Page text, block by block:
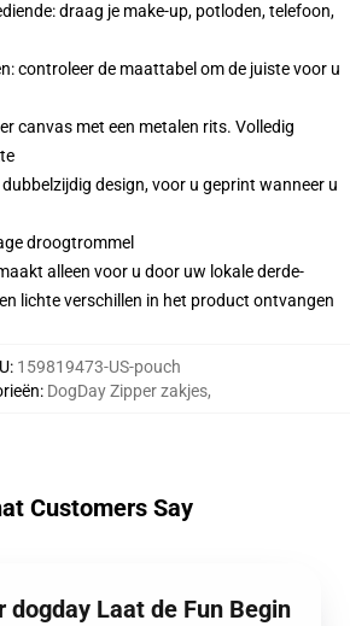
draag je make-up, potloden, telefoon,
controleer de maattabel om de juiste voor u
canvas met een metalen rits. Volledig
design, voor u geprint wanneer u
droogtrommel
alleen voor u door uw lokale derde-
lichte verschillen in het product ontvangen
: 159819473-US-pouch
: DogDay Zipper zakjes,
Customers Say
dogday Laat de Fun Begin